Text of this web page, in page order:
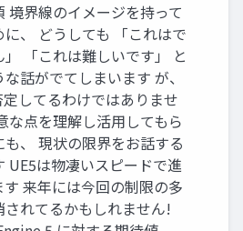
境界線のイメージを持って
、 どうしても 「これはで
」 「これは難しいです」 と
話がでてしまいます が、
してるわけではありませ
な点を理解し活用してもら
も、 現状の限界をお話する
UE5は物凄いスピードで進
す 来年には今回の制限の多
されてるかもしれません!